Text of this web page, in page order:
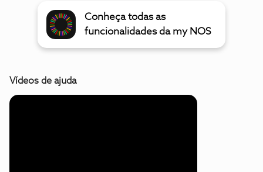
Conheça todas as
funcionalidades da my NOS
Vídeos de ajuda